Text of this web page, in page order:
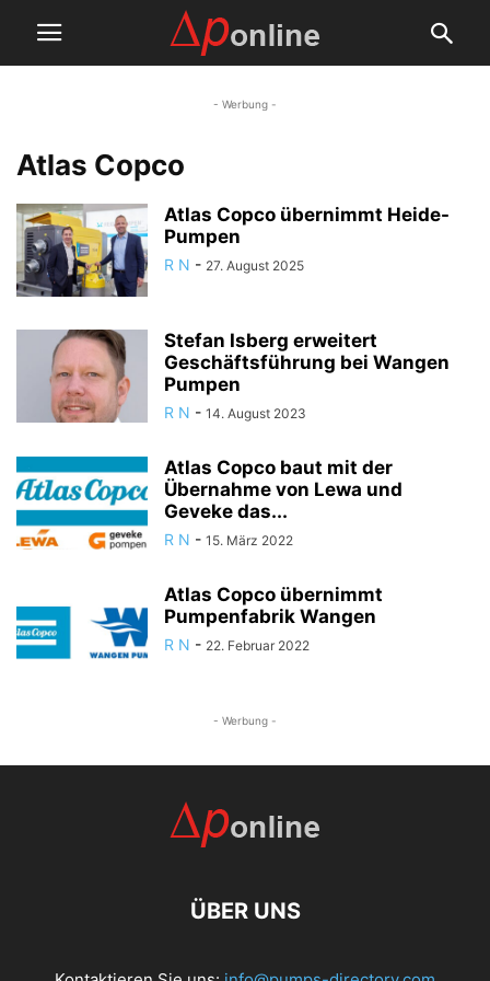
- Werbung -
Atlas Copco
Atlas Copco übernimmt Heide-
Pumpen
R N - 27. August 2025
Stefan Isberg erweitert
Geschäftsführung bei Wangen
Pumpen
R N - 14. August 2023
Atlas Copco baut mit der
Übernahme von Lewa und
Geveke das...
R N - 15. März 2022
Atlas Copco übernimmt
Pumpenfabrik Wangen
R N - 22. Februar 2022
- Werbung -
ÜBER UNS